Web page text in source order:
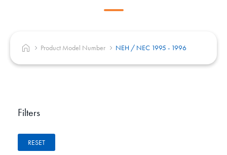
Product Model Number NEH / NEC 1995 - 1996
Filters
RESET